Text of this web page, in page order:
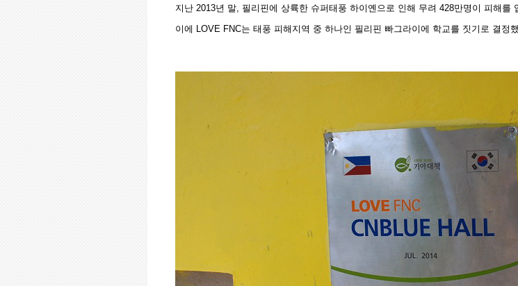
지난 2013년 말, 필리핀에 상륙한 슈퍼태풍 하이옌으로 인해 무려 428만명이 피해를
이에 LOVE FNC는 태풍 피해지역 중 하나인 필리핀 빠그라이에 학교를 짓기로 결정